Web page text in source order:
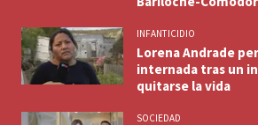
INFANTICIDIO
Lorena Andrade
internada tras un
quitarse la vida
SOCIEDAD